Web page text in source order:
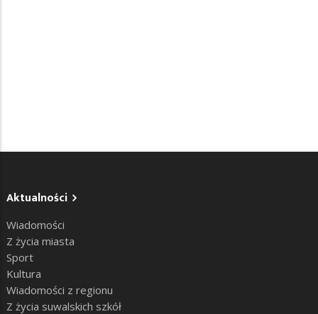
Aktualności
Wiadomości
Z życia miasta
Sport
Kultura
Wiadomości z regionu
Z życia suwalskich szkół